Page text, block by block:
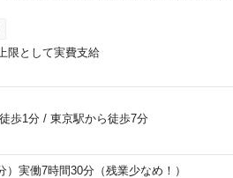
限として実費支給
歩1分/ 東京駅から徒歩7分
）実働7時間30分（残業少なめ！）